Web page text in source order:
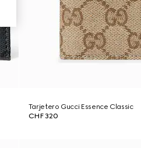
Tarjetero Gucci Essence Classic
CHF 320